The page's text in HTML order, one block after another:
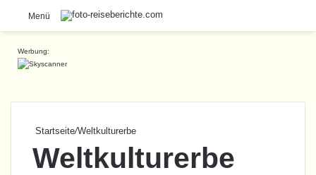
Menü
Werbung:
Startseite/Weltkulturerbe
Weltkulturerbe